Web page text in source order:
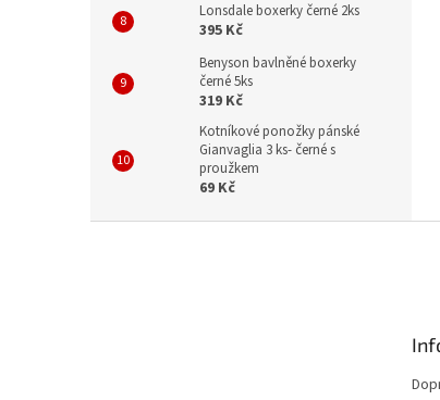
Lonsdale boxerky černé 2ks
395 Kč
Benyson bavlněné boxerky
černé 5ks
319 Kč
Kotníkové ponožky pánské
Gianvaglia 3 ks- černé s
proužkem
69 Kč